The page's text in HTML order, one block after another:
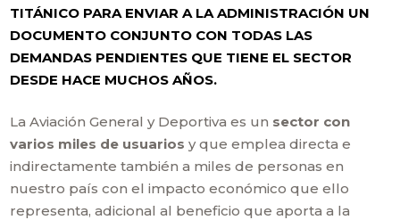
TITÁNICO PARA ENVIAR A LA ADMINISTRACIÓN UN
DOCUMENTO CONJUNTO CON TODAS LAS
DEMANDAS PENDIENTES QUE TIENE EL SECTOR
DESDE HACE MUCHOS AÑOS.
La Aviación General y Deportiva es un sector con
varios miles de usuarios y que emplea directa e
indirectamente también a miles de personas en
nuestro país con el impacto económico que ello
representa, adicional al beneficio que aporta a la